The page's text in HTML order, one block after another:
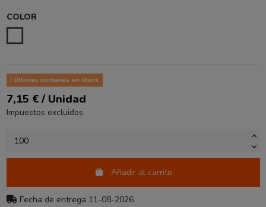
COLOR
Últimas unidades en stock
7,15 € / Unidad
Impuestos excluidos
Añadir al carrito
Fecha de entrega 11-08-2026